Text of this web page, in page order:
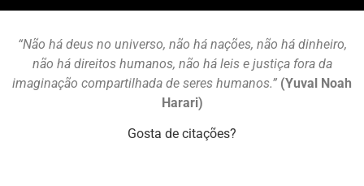
“Não há deus no universo, não há nações, não há dinheiro,
não há direitos humanos, não há leis e justiça fora da
imaginação compartilhada de seres humanos.” (Yuval Noah
Harari)
Gosta de citações?